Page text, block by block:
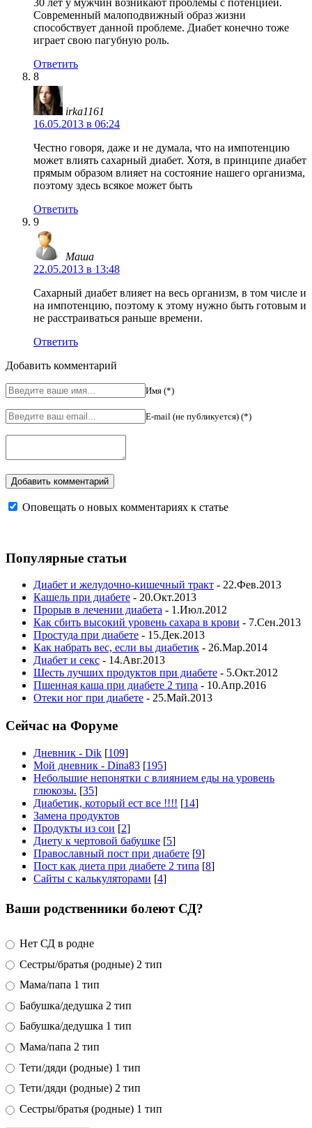
Современный малоподвижный образ жизни
способствует данной проблеме. Диабет конечно тоже
играет свою пагубную роль.
Ответить
8
irka1161
16.05.2013 в 06:24
Честно говоря, даже и не думала, что на импотенцию
может влиять сахарный диабет. Хотя, в принципе диабет
прямым образом влияет на состояние нашего организма,
поэтому здесь всякое может быть
Ответить
9
Маша
22.05.2013 в 13:48
Сахарный диабет влияет на весь организм, в том числе и
на импотенцию, поэтому к этому нужно быть готовым и
не расстраиваться раньше времени.
Ответить
Добавить комментарий
Имя (*)
E-mail (не публикуется) (*)
Оповещать о новых комментариях к статье
Популярные статьи
Диабет и желудочно-кишечный тракт - 22.Фев.2013
Кашель при диабете - 20.Окт.2013
Прорыв в лечении диабета - 1.Июл.2012
Как сбить высокий уровень сахара в крови - 7.Сен.2013
Простуда при диабете - 15.Дек.2013
Как набрать вес, если вы диабетик - 26.Мар.2014
Диабет и секс - 14.Авг.2013
Шесть лучших продуктов при диабете - 5.Окт.2012
Пшенная каша при диабете 2 типа - 10.Апр.2016
Отеки ног при диабете - 25.Май.2013
Сейчас на Форуме
Дневник - Dik [109]
Мой дневник - Dina83 [195]
Небольшие непонятки с влиянием еды на уровень
глюкозы. [35]
Диабетик, который ест все !!!! [14]
Замена продуктов
Продукты из сои [2]
Диету к чертовой бабушке [5]
Православный пост при диабете [9]
Пост как диета при диабете 2 типа [8]
Сайты с калькуляторами [4]
Ваши родственники болеют СД?
Нет СД в родне
Сестры/братья (родные) 2 тип
Мама/папа 1 тип
Бабушка/дедушка 2 тип
Бабушка/дедушка 1 тип
Мама/папа 2 тип
Тети/дяди (родные) 1 тип
Тети/дяди (родные) 2 тип
Сестры/братья (родные) 1 тип